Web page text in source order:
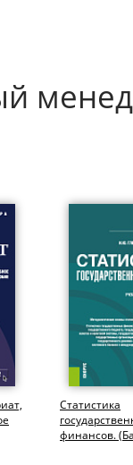
Статистика
финансов.